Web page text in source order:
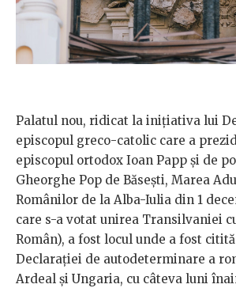
Palatul nou, ridicat la inițiativa lui
episcopul greco-catolic care a
episcopul ortodox Ioan Papp și de
Gheorghe Pop de Băsești, Marea
Românilor de la Alba-Iulia din 1
care s-a votat unirea Transilvaniei
Român), a fost locul unde a fost
Declarației de autodeterminare a
Ardeal și Ungaria, cu câteva luni